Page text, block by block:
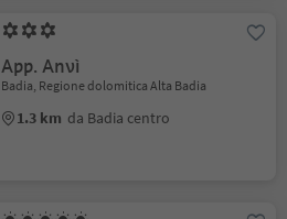
App. Anvì
Badia, Regione dolomitica Alta Badia
1.3 km da Badia centro